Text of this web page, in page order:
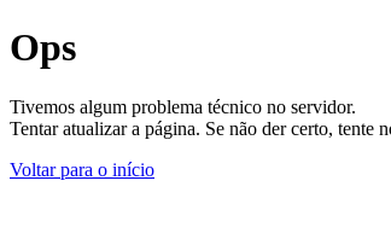
Ops
Tivemos algum problema técnico no servidor.
Tentar atualizar a página. Se não der certo, tente
Voltar para o início